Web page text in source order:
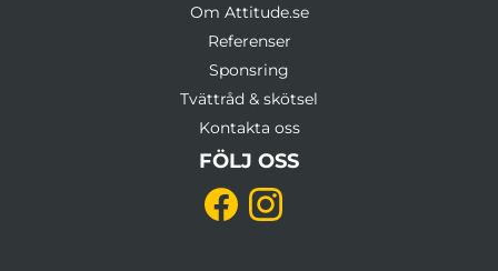
Om Attitude.se
Referenser
Sponsring
Tvättråd & skötsel
Kontakta oss
FÖLJ OSS